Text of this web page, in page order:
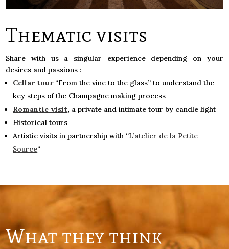
Thematic visits
Share with us a singular experience depending on your
desires and passions :
Cellar tour“From the vine to the glass” to understand the
key steps of the Champagne making process
Romantic visit, a private and intimate tour by candle light
Historical tours
Artistic visits in partnership with “L’atelier de la Petite
Source“
What they think